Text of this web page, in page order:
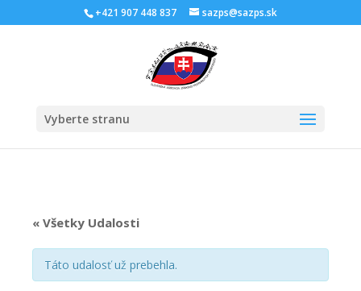
+421 907 448 837 sazps@sazps.sk
Vyberte stranu
« Všetky Udalosti
Táto udalosť už prebehla.